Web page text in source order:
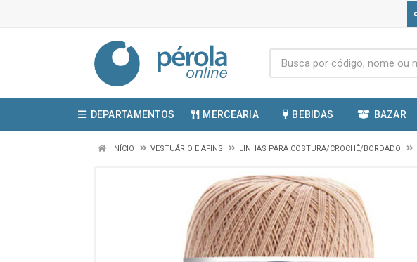
DEPARTAMENTOS MERCEARIA BEBIDAS BAZAR
INÍCIO VESTUÁRIO E AFINS LINHAS PARA COSTURA/CROCHÊ/BORDADO